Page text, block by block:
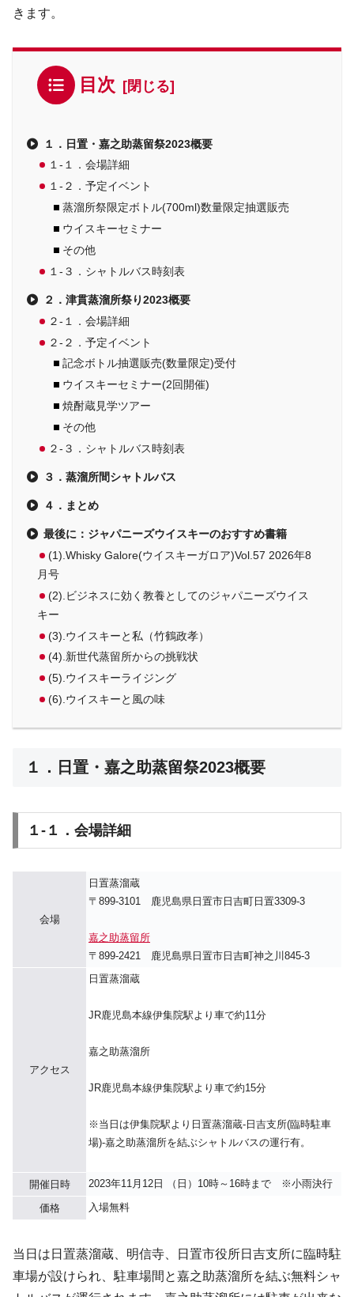
きます。
目次
１．日置・嘉之助蒸留祭2023概要
１-１．会場詳細
１-２．予定イベント
蒸溜所祭限定ボトル(700ml)数量限定抽選販売
ウイスキーセミナー
その他
１-３．シャトルバス時刻表
２．津貫蒸溜所祭り2023概要
２-１．会場詳細
２-２．予定イベント
記念ボトル抽選販売(数量限定)受付
ウイスキーセミナー(2回開催)
焼酎蔵見学ツアー
その他
２-３．シャトルバス時刻表
３．蒸溜所間シャトルバス
４．まとめ
最後に：ジャパニーズウイスキーのおすすめ書籍
(1).Whisky Galore(ウイスキーガロア)Vol.57 2026年8
月号
(2).ビジネスに効く教養としてのジャパニーズウイス
キー
(3).ウイスキーと私（竹鶴政孝）
(4).新世代蒸留所からの挑戦状
(5).ウイスキーライジング
(6).ウイスキーと風の味
１．日置・嘉之助蒸留祭2023概要
１-１．会場詳細
会場
日置蒸溜蔵
〒899-3101 鹿児島県日置市日吉町日置3309-3
嘉之助蒸留所
〒899-2421 鹿児島県日置市日吉町神之川845-3
アクセス
日置蒸溜蔵
JR鹿児島本線伊集院駅より車で約11分
嘉之助蒸溜所
JR鹿児島本線伊集院駅より車で約15分
※当日は伊集院駅より日置蒸溜蔵‐日吉支所(臨時駐車
場)‐嘉之助蒸溜所を結ぶシャトルバスの運行有。
開催日時 2023年11月12日 （日）10時～16時まで ※小雨決行
価格 入場無料
当日は日置蒸溜蔵、明信寺、日置市役所日吉支所に臨時駐
車場が設けられ、駐車場間と嘉之助蒸溜所を結ぶ無料シャ